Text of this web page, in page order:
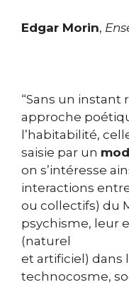
Edgar Morin,
“Sans un instant
approche
l’habitabilité,
saisie par un
on s’intéresse
interactions
ou collectifs) du
psychisme, leur
(naturel
et artificiel) dans
technocosme,